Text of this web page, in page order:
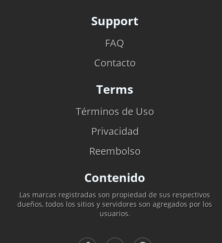
Support
FAQ
Contacto
Terms
Términos de Uso
Privacidad
Reembolso
Contenido
Las marcas registradas son propiedad de sus respectivos
dueños, todos los sitios y servidores son agregados por los
usuarios.